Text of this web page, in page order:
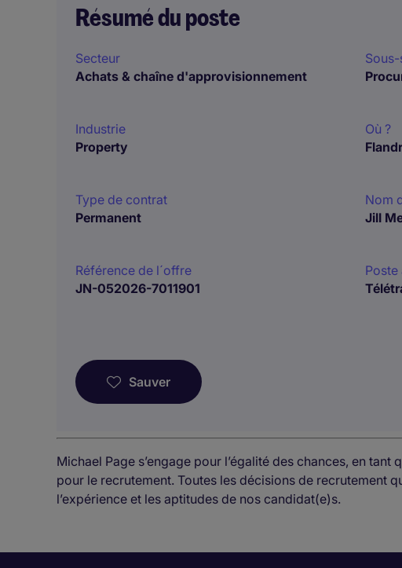
Résumé du poste
Secteur
Achats & chaîne d'approvisionnement
Industrie
Property
Où ?
Type de contrat
Permanent
Nom
Jill
Référence de l´offre
JN-052026-7011901
Poste
Sauver
Michael Page s’engage pour l’égalité des chances, en tant
pour le recrutement. Toutes les décisions de recrutement
l’expérience et les aptitudes de nos candidat(e)s.